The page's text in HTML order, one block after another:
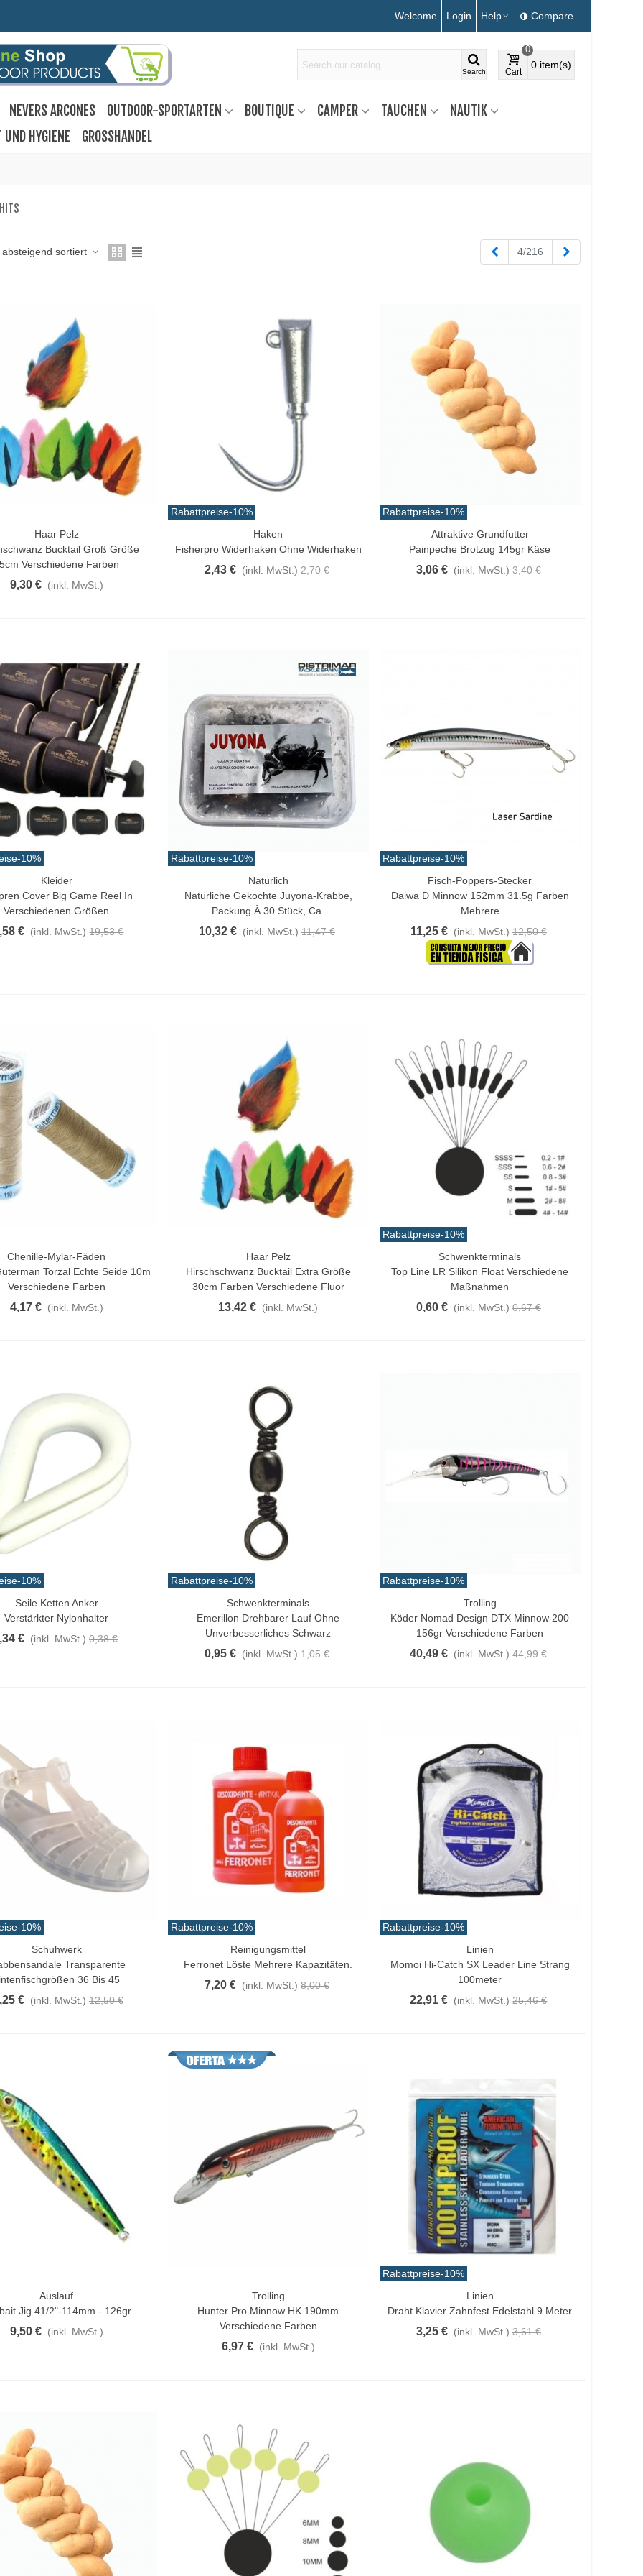
Welcome Login Help Compare
Search Cart
0
0 item(s)
NEVERS ARCONES OUTDOOR-SPORTARTEN BOUTIQUE CAMPER TAUCHEN
NAUTIK
HYGIENE GROSSHANDEL
absteigend sortiert Zurück4/216
Haar Pelz
Bucktail Groß Größe
Verschiedene Farben
9,30 € (inkl. MwSt.)
Rabattpreise-10%
Haken
Fisherpro Widerhaken Ohne Widerhaken
2,43 € (inkl. MwSt.) 2,70 €
Rabattpreise-10%
In Den Warenkorb
Attraktive Grundfutter
Painpeche Brotzug 145gr Käse
3,06 € (inkl. MwSt.) 3,40 €
-10%
Kleider
Cover Big Game Reel In
Verschiedenen Größen
€ (inkl. MwSt.) 19,53 €
Rabattpreise-10%
In Den WarenkorbNatürlich
Natürliche Gekochte Juyona-Krabbe,
Packung À 30 Stück, Ca.
10,32 € (inkl. MwSt.) 11,47 €
Rabattpreise-10%
Vorschau
Fisch-Poppers-Stecker
Daiwa D Minnow 152mm 31.5g Farben
Mehrere
11,25 € (inkl. MwSt.) 12,50 €
Chenille-Mylar-Fäden
Torzal Echte Seide 10m
Verschiedene Farben
4,17 € (inkl. MwSt.)
Haar Pelz
Hirschschwanz Bucktail Extra Größe
30cm Farben Verschiedene Fluor
13,42 € (inkl. MwSt.)
Rabattpreise-10%
VorschauSchwenkterminals
Top Line LR Silikon Float Verschiedene
Maßnahmen
0,60 € (inkl. MwSt.) 0,67 €
-10%
Seile Ketten Anker
Verstärkter Nylonhalter
€ (inkl. MwSt.) 0,38 €
Rabattpreise-10%
VorschauSchwenkterminals
Emerillon Drehbarer Lauf Ohne
Unverbesserliches Schwarz
0,95 € (inkl. MwSt.) 1,05 €
Rabattpreise-10%
Trolling
Köder Nomad Design DTX Minnow 200
156gr Verschiedene Farben
40,49 € (inkl. MwSt.) 44,99 €
-10%
Schuhwerk
Transparente
36 Bis 45
€ (inkl. MwSt.) 12,50 €
Rabattpreise-10%
VorschauReinigungsmittel
Ferronet Löste Mehrere Kapazitäten.
7,20 € (inkl. MwSt.) 8,00 €
Rabattpreise-10%
Linien
Momoi Hi-Catch SX Leader Line Strang
100meter
22,91 € (inkl. MwSt.) 25,46 €
Auslauf
Jig 41/2"-114mm - 126gr
9,50 € (inkl. MwSt.)
Trolling
Hunter Pro Minnow HK 190mm
Verschiedene Farben
6,97 € (inkl. MwSt.)
Rabattpreise-10%
Linien
Draht Klavier Zahnfest Edelstahl 9 Meter
3,25 € (inkl. MwSt.) 3,61 €